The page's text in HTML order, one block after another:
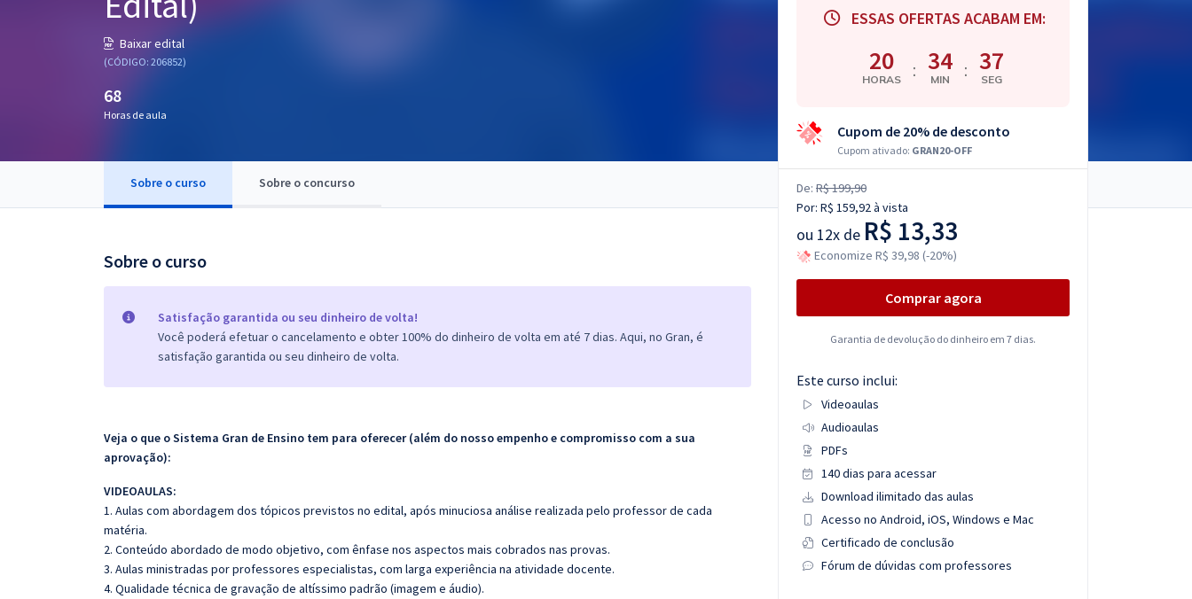
Baixar edital
(CÓDIGO: 206852)
68
Horas de aula
Sobre o curso Sobre o concurso
Sobre o curso
Satisfação garantida ou seu dinheiro de volta!
Você poderá efetuar o cancelamento e obter 100% do dinheiro de volta em até 7 dias. Aqui, no Gran, é
satisfação garantida ou seu dinheiro de volta.
Veja o que o Sistema Gran de Ensino tem para oferecer (além do nosso empenho e compromisso com a sua
aprovação):
VIDEOAULAS:
1. Aulas com abordagem dos tópicos previstos no edital, após minuciosa análise realizada pelo professor de cada
matéria.
2. Conteúdo abordado de modo objetivo, com ênfase nos aspectos mais cobrados nas provas.
3. Aulas ministradas por professores especialistas, com larga experiência na atividade docente.
4. Qualidade técnica de gravação de altíssimo padrão (imagem e áudio).
ESSAS OFERTAS ACABAM EM:
20
HORAS : 34
MIN : 36
SEG
Cupom de 20% de desconto
Cupom ativado: GRAN20-OFF
De: R$ 199,90
Por: R$ 159,92à vista
ou 12x de R$ 13,33
Economize R$ 39,98 (-20%)
Comprar agora
Garantia de devolução do dinheiro em 7 dias.
Este curso inclui:
Videoaulas
Audioaulas
PDFs
140 dias para acessar
Download ilimitado das aulas
Acesso no Android, iOS, Windows e Mac
Certificado de conclusão
Fórum de dúvidas com professores